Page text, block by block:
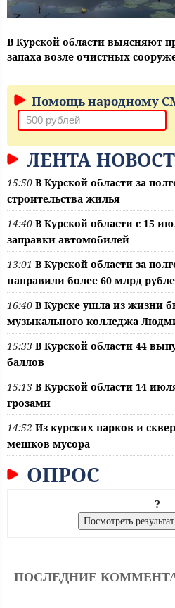
В Курской области выясняют
запаха возле очистных
Помощь народному
ЛЕНТА
15:50 В Курской области за
строительства жилья
14:40 В Курской области с 15
заправки автомобилей
13:01 В Курской области за
направили более 60 млрд
16:40 В Курске ушла из жизни
музыкального колледжа
15:33 В Курской области 44
баллов
15:13 В Курской области 14
грозами
14:52 Из курских парков и
мешков мусора
ОПРОС
?
ПОСЛЕДНИЕ